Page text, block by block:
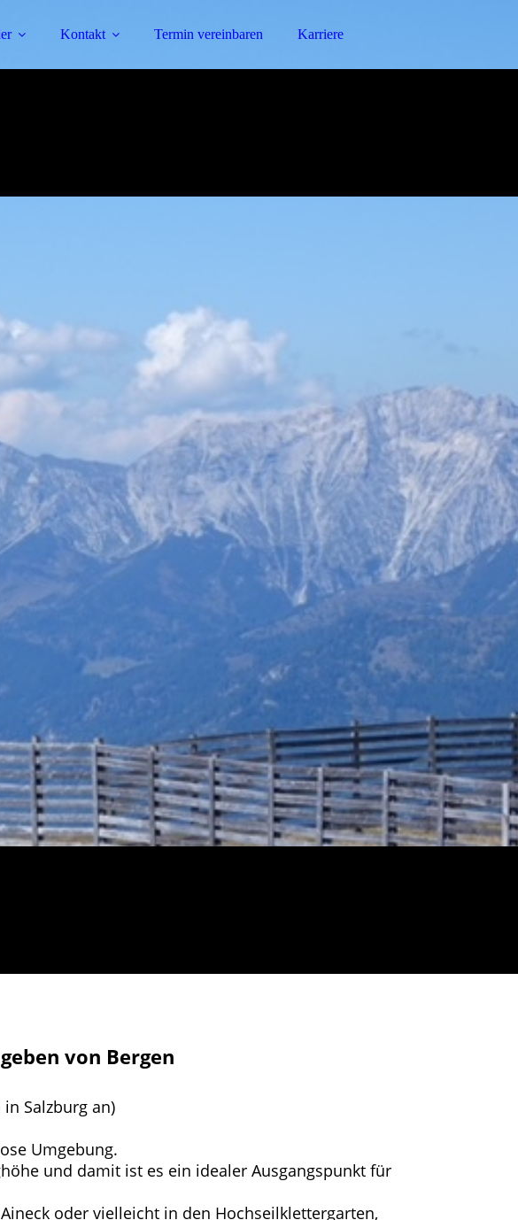
Kontakt Termin vereinbaren Karriere
von Bergen
Salzburg an)
Umgebung.
und damit ist es ein idealer Ausgangspunkt für
oder vielleicht in den Hochseilklettergarten,